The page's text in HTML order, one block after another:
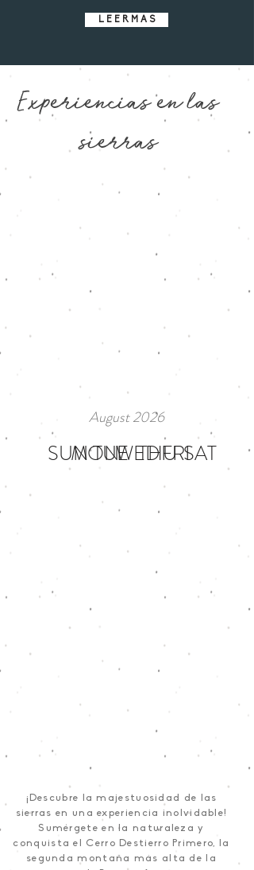
L E E R M A S
Experiencias en las
sierras
August 2026
SUNMON
TUEWEDTHUFRISAT
¡Descubre la majestuosidad de las
sierras en una experiencia inolvidable!
Sumérgete en la naturaleza y
conquista el Cerro Destierro Primero, la
segunda montaña más alta de la